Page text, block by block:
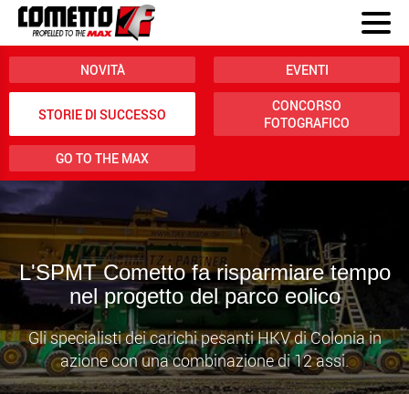
NOVITÀ EVENTI
STORIE DI SUCCESSO
CONCORSO
FOTOGRAFICO
GO TO THE MAX
L'SPMT Cometto fa risparmiare tempo
nel progetto del parco eolico
Gli specialisti dei carichi pesanti HKV di Colonia in
azione con una combinazione di 12 assi.